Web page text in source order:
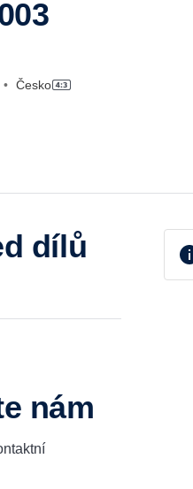
• Česko
dílů
nám